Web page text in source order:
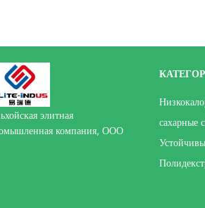
элитная
компания, ООО
сахарные